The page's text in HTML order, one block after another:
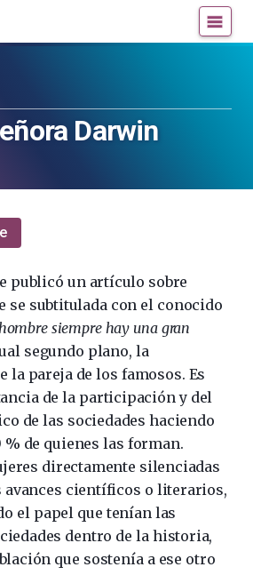
Darwin
publicó un artículo sobre
se subtitulada con el conocido
siempre hay una gran
segundo plano, la
pareja de los famosos. Es
de la participación y del
de las sociedades haciendo
% de quienes las forman.
directamente silenciadas
avances científicos o literarios,
el papel que tenían las
dentro de la historia,
que sostenía a ese otro